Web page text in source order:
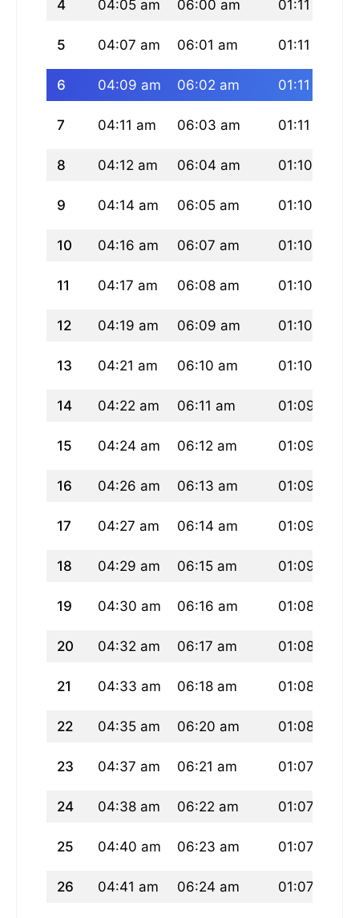
4 04:05 am 06:00 am 01:11 pm
5 04:07 am 06:01 am 01:11 pm
6 04:09 am 06:02 am 01:11 pm
7 04:11 am 06:03 am 01:11 pm
8 04:12 am 06:04 am 01:10 pm
9 04:14 am 06:05 am 01:10 pm
10 04:16 am 06:07 am 01:10 pm
11 04:17 am 06:08 am 01:10 pm
12 04:19 am 06:09 am 01:10 pm
13 04:21 am 06:10 am 01:10 pm
14 04:22 am 06:11 am 01:09 pm
15 04:24 am 06:12 am 01:09 pm
16 04:26 am 06:13 am 01:09 pm
17 04:27 am 06:14 am 01:09 pm
18 04:29 am 06:15 am 01:09 pm
19 04:30 am 06:16 am 01:08 pm
20 04:32 am 06:17 am 01:08 pm
21 04:33 am 06:18 am 01:08 pm
22 04:35 am 06:20 am 01:08 pm
23 04:37 am 06:21 am 01:07 pm
24 04:38 am 06:22 am 01:07 pm
25 04:40 am 06:23 am 01:07 pm
26 04:41 am 06:24 am 01:07 pm